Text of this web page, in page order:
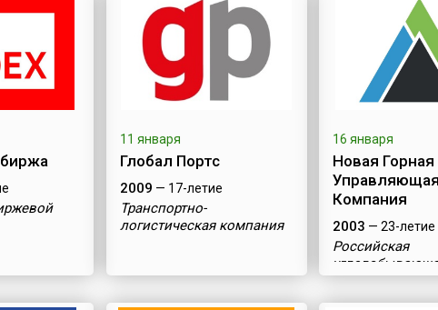
11 января
Глобал Портс
2009 — 17-летие
Транспортно-
логистическая компания
16 января
Новая Горная
Компания
2003 — 23-летие
Российская
компания